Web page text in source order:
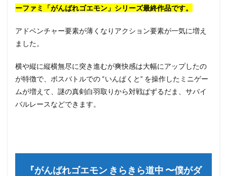
ーファミ「がんばれゴエモン」シリーズ最終作品です。
アドベンチャー要素が薄くなりアクション要素が一気に増え
ました。
横や縦に縦横無尽に突き進むが爽快感は大幅にアップしたの
が特徴で、ボスバトルでの “いんぱくと” を操作したミニゲー
ムが増えて、謎の真剣白羽取りから対戦ぱずるだま、サバイ
バルレースなどできます。
『がんばれゴエモン きらきら道中 〜僕がダ